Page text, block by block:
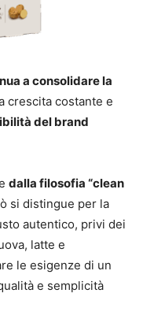
a consolidare la
crescita costante e
del brand
dalla filosofia “clean
si distingue per la
autentico, privi dei
latte e
le esigenze di un
e semplicità